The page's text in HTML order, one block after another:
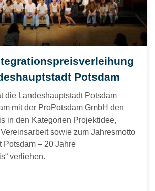
Potsdam
die Landeshauptstadt Potsdam
mit der ProPotsdam GmbH den
in den Kategorien Projektidee,
sowie zum Jahresmotto
Potsdam – 20 Jahre
verliehen.